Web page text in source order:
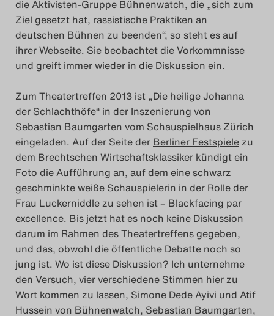
Das Theatertreffen-Blog
2018
Das Theatertreffen-Blog
2018 Alumni
Das Theatertreffen-Blog
2019
Das Theatertreffen-Blog
2020
Das Theatertreffen-Blog
2021
Das Theatertreffen-Blog
2022
die Aktivisten-Gruppe Bühnenwatch, die „sich zum
Ziel gesetzt hat, rassistische Praktiken an
deutschen Bühnen zu beenden“, so steht es auf
ihrer Webseite. Sie beobachtet die Vorkommnisse
und greift immer wieder in die Diskussion ein.
Zum Theatertreffen 2013 ist „Die heilige Johanna
der Schlachthöfe“ in der Inszenierung von
Sebastian Baumgarten vom Schauspielhaus Zürich
eingeladen. Auf der Seite der Berliner Festspielezu
dem Brechtschen Wirtschaftsklassiker kündigt ein
Foto die Aufführung an, auf dem eine schwarz
geschminkte weiße Schauspielerin in der Rolle der
Frau Luckerniddle zu sehen ist – Blackfacing par
excellence. Bis jetzt hat es noch keine Diskussion
darum im Rahmen des Theatertreffens gegeben,
und das, obwohl die öffentliche Debatte noch so
jung ist. Wo ist diese Diskussion? Ich unternehme
den Versuch, vier verschiedene Stimmen hier zu
Wort kommen zu lassen, Simone Dede Ayivi und Atif
Hussein von Bühnenwatch, Sebastian Baumgarten,